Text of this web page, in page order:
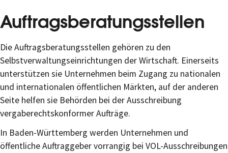
Auftragsberatungsstellen
Die Auftragsberatungsstellen gehören zu den
Selbstverwaltungseinrichtungen der Wirtschaft. Einerseits
unterstützen sie Unternehmen beim Zugang zu nationalen
und internationalen öffentlichen Märkten, auf der anderen
Seite helfen sie Behörden bei der Ausschreibung
vergaberechtskonformer Aufträge.
In Baden-Württemberg werden Unternehmen und
öffentliche Auftraggeber vorrangig bei VOL-Ausschreibungen